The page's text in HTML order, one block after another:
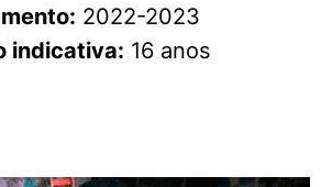
2022-2023
indicativa: 16 anos